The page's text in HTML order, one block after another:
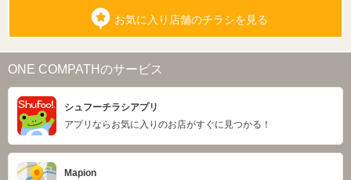
お気に入り店舗のチラシを見る
ONE COMPATHのサービス
シュフーチラシアプリ
アプリならお気に入りのお店がすぐに見つかる！
Mapion